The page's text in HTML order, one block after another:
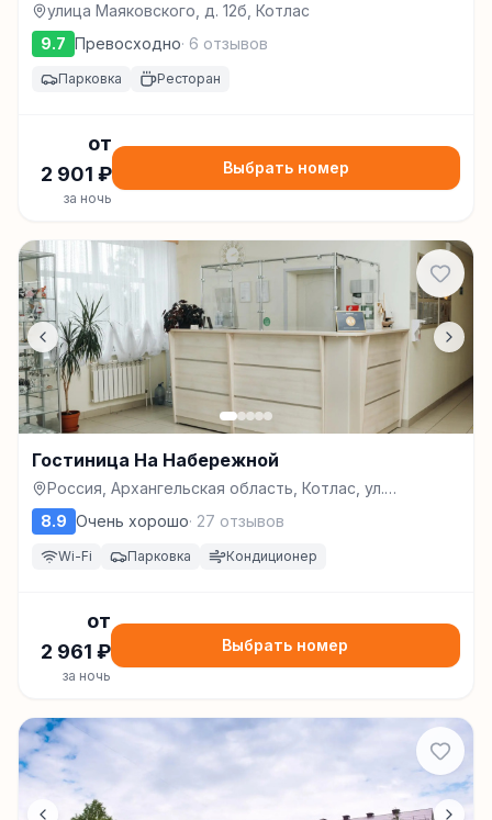
улица Маяковского, д. 12б, Котлас
9.7 Превосходно· 6 отзывов
Парковка Ресторан
от
2 901 ₽
за ночь
Выбрать номер
Гостиница На Набережной
Россия, Архангельская область, Котлас, ул.
Набережная, д. 17, Котлас
8.9 Очень хорошо· 27 отзывов
Wi-Fi Парковка Кондиционер
от
2 961 ₽
за ночь
Выбрать номер